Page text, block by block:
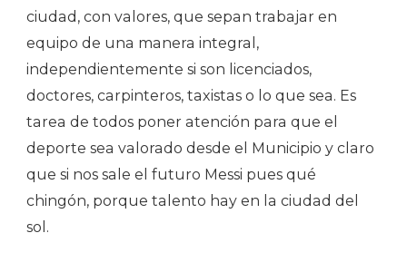
ciudad, con valores, que sepan trabajar en
equipo de una manera integral,
independientemente si son licenciados,
doctores, carpinteros, taxistas o lo que sea. Es
tarea de todos poner atención para que el
deporte sea valorado desde el Municipio y claro
que si nos sale el futuro Messi pues qué
chingón, porque talento hay en la ciudad del
sol.